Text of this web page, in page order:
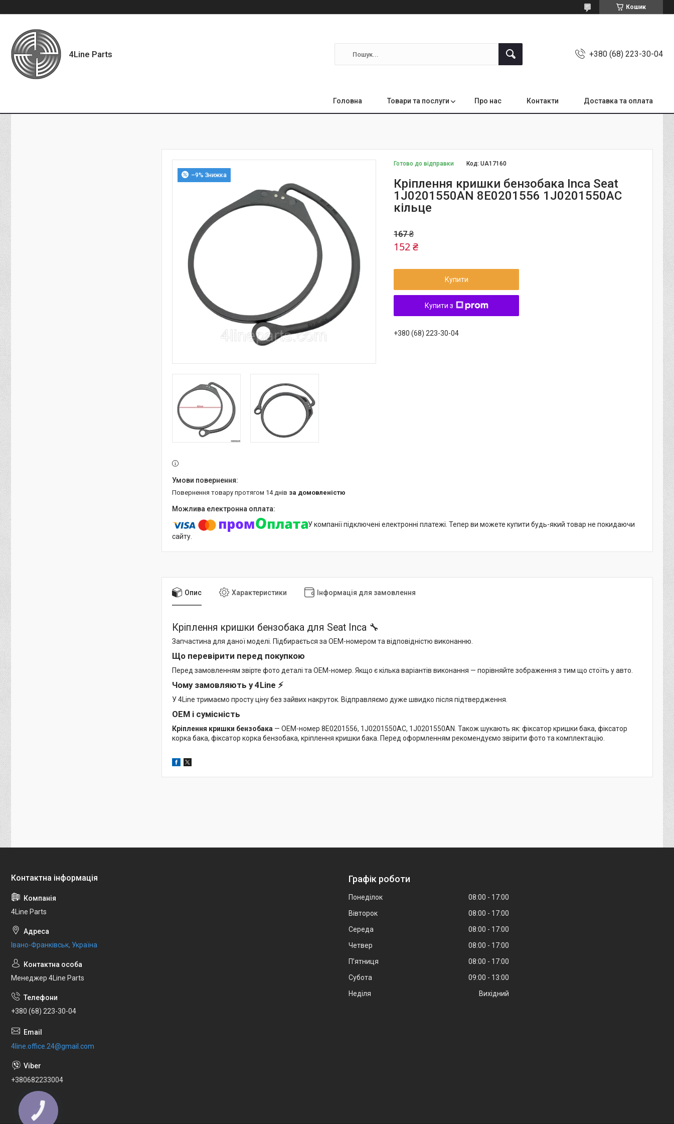
Кошик
4Line Parts +380 (68) 223-30-04
Головна Товари та послуги Про нас Контакти Доставка та оплата
–9%
Готово до відправки Код:UA17160
Кріплення кришки бензобака Inca Seat
1J0201550AN 8E0201556 1J0201550AC
кільце
167 ₴
152 ₴
Купити
Купити з
+380 (68) 223-30-04
повернення товару протягом 14 днів за домовленістю
У компанії підключені електронні платежі. Тепер ви можете купити будь-який товар не покидаючи
сайту.
Опис Характеристики Інформація для замовлення
Кріплення кришки бензобака для Seat Inca 🔧
Запчастина для даної моделі. Підбирається за OEM-номером та відповідністю виконанню.
Що перевірити перед покупкою
Перед замовленням звірте фото деталі та OEM-номер. Якщо є кілька варіантів виконання — порівняйте зображення з тим що стоїть у авто.
Чому замовляють у 4Line ⚡
У 4Line тримаємо просту ціну без зайвих накруток. Відправляємо дуже швидко після підтвердження.
OEM і сумісність
Кріплення кришки бензобака — OEM-номер 8E0201556, 1J0201550AC, 1J0201550AN. Також шукають як: фіксатор кришки бака, фіксатор
корка бака, фіксатор корка бензобака, кріплення кришки бака. Перед оформленням рекомендуємо звірити фото та комплектацію.
4Line Parts
Івано-Франківськ, Україна
Менеджер 4Line Parts
+380 (68) 223-30-04
4line.office.24@gmail.com
+380682233004
Графік роботи
Понеділок 08:00
17:00
Вівторок
08:00
17:00
Середа
08:00
17:00
Четвер
08:00
17:00
Пʼятниця
08:00
17:00
Субота
09:00
13:00
Неділя
Вихідний
КНОПКА
ЗВ'ЯЗКУ